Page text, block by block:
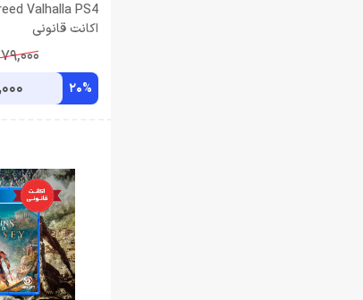
Valhalla PS4
اکانت قانونی
20%